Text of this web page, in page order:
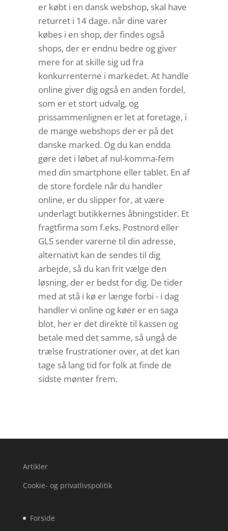
er købt i en dansk webshop, skal have
returret i 14 dage. når dine varer
købes i en shop, der findes også
shops, der er endnu bedre og giver
mere for at skille sig ud fra
konkurrenterne i markedet. At handle
online giver dig også en anden fordel,
som er et stort udvalg, og
prissammenlignen er let at foretage, i
de mange webshops der er på det
danske marked. Og du kan endda
gøre det i løbet af nul-komma-fem
med din smartphone eller tablet. En af
de store fordele når du handler
online, er du slipper for, at være
underlagt butikkernes åbningstider. Et
fragtfirma som f.eks. Postnord eller
GLS sender varerne til din adresse,
alternativt kan de sendes til dig
arbejde, så du kan frit vælge den
løsning, der er bedst for dig. De tider
med at stå i kø er længe forbi - i dag
handler vi online og køer er en saga
blot, her er det direkte til kassen og
betale med det samme, så ungå de
trælse frustrationer over, at det kan
tage så lang tid for folk at finde de
sidste mønter frem.
Artikler
Cookie- og privatlivspolitik
Forside